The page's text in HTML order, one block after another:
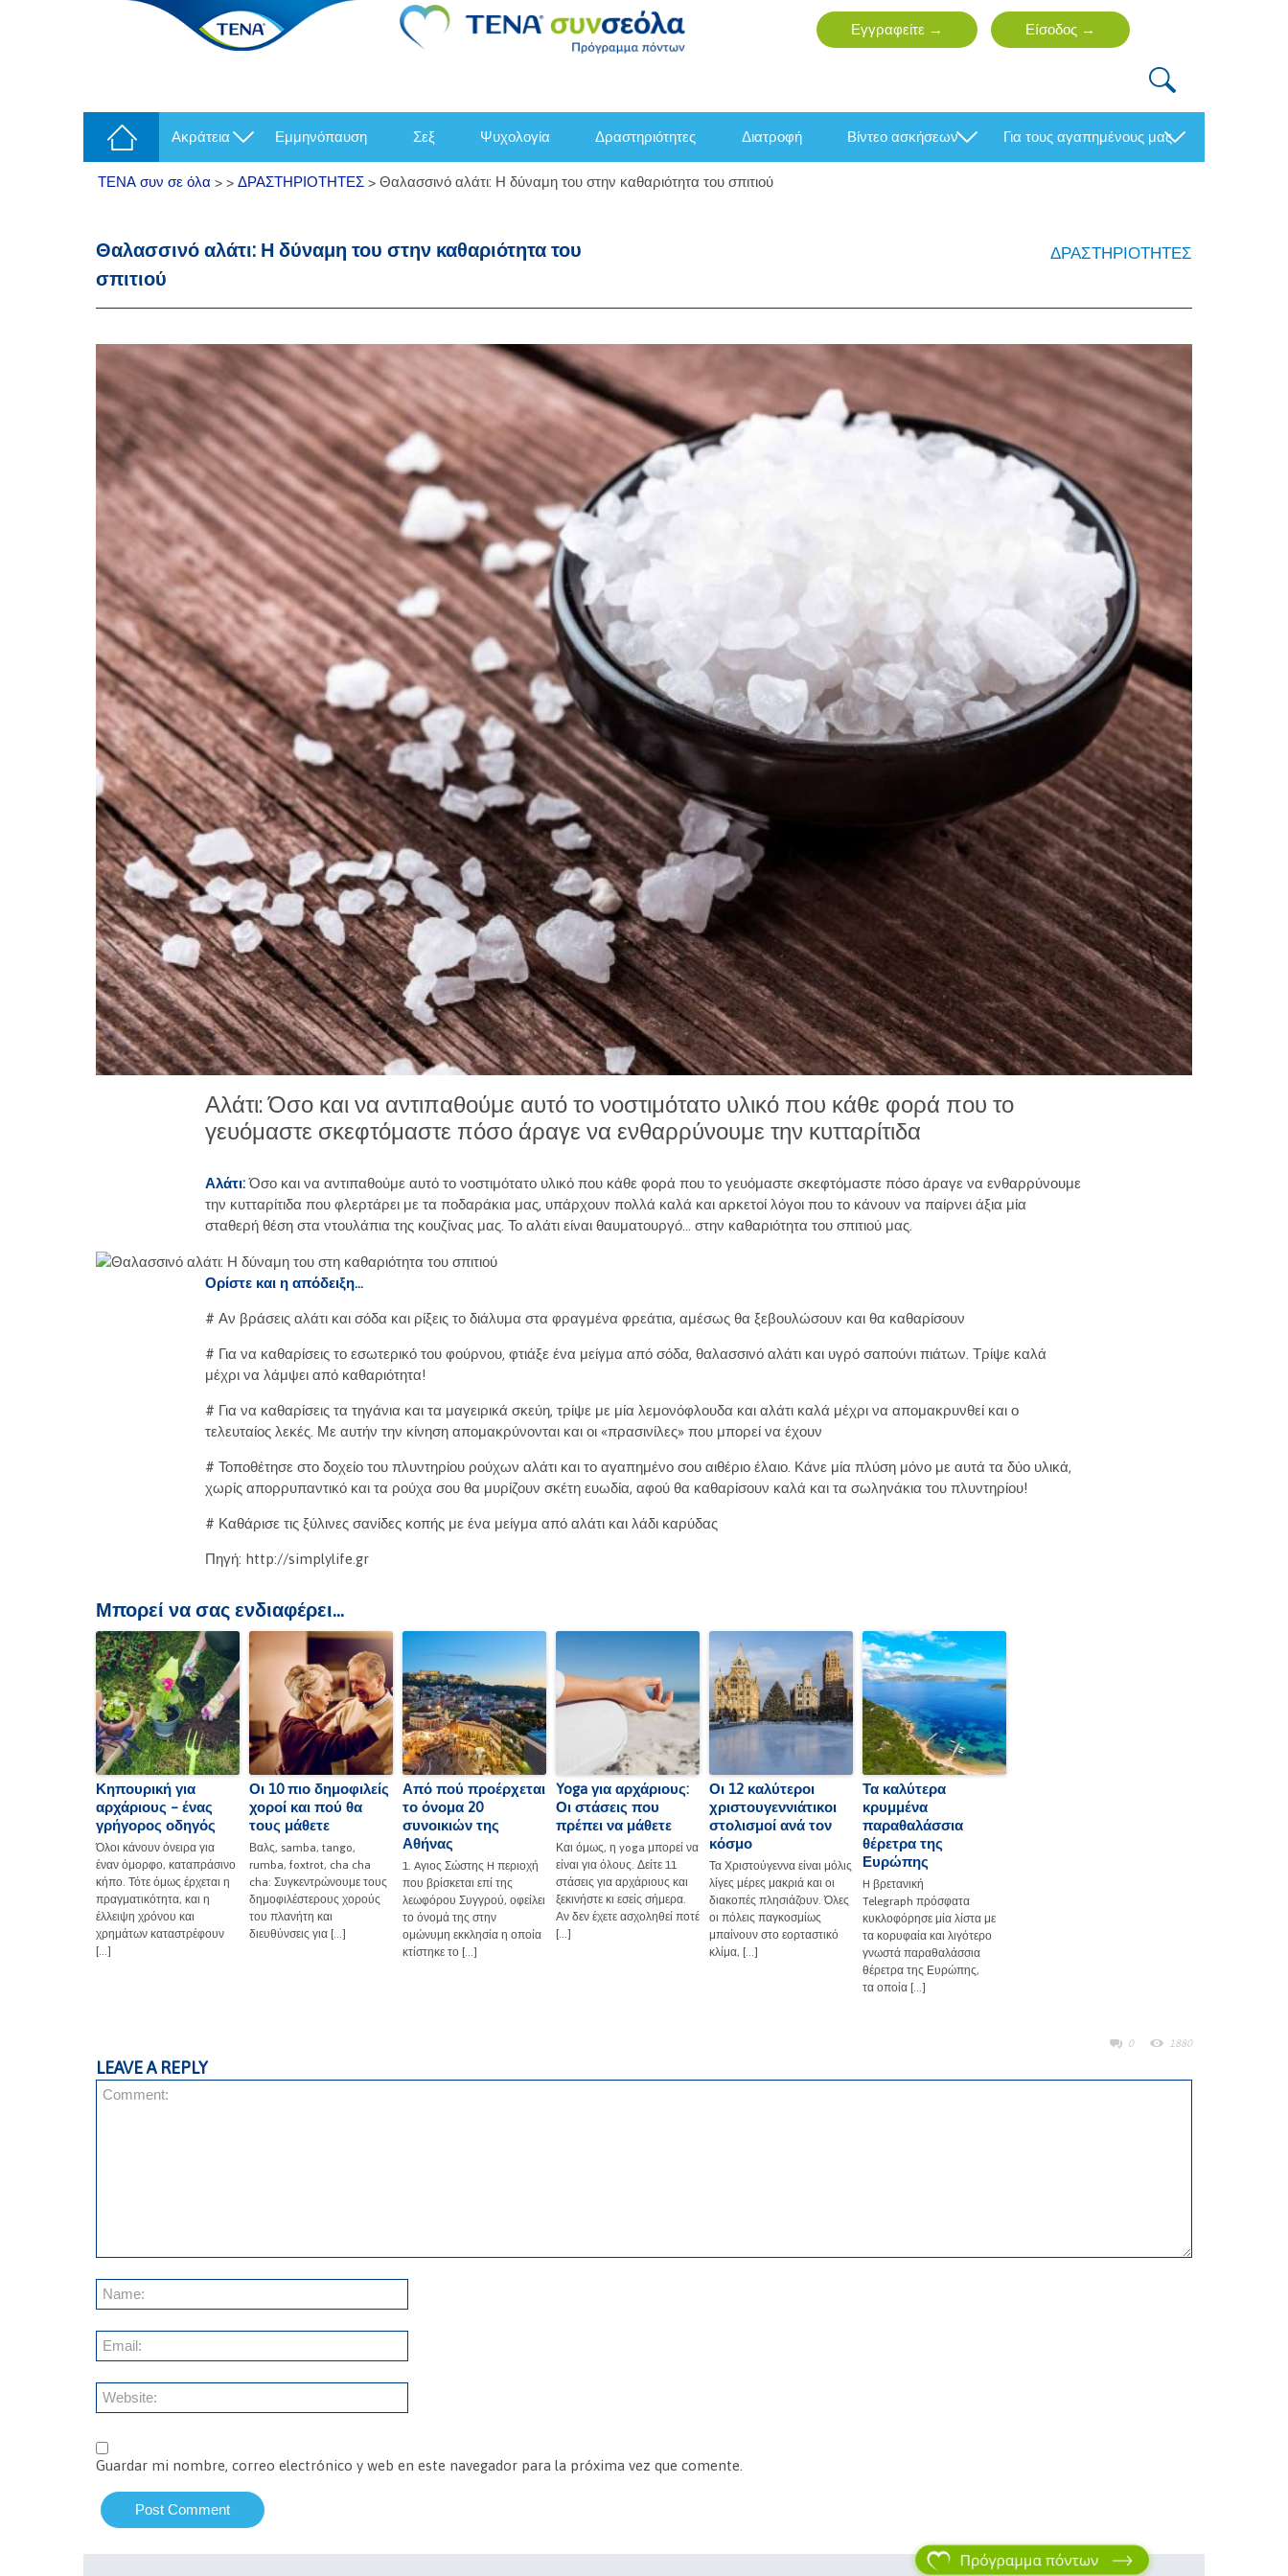
ακράτεια εμμηνόπαυση σεξ ψυχολογία δραστηριότητες διατροφή βίντεο ασκήσεων για τους αγαπημένους μας
ΤΕΝΑ συν σε όλα > > ΔΡΑΣΤΗΡΙΟΤΗΤΕΣ > Θαλασσινό αλάτι: Η δύναμη του στην καθαριότητα του σπιτιού
Θαλασσινό αλάτι: Η δύναμη του στην καθαριότητα του
σπιτιού
ΔΡΑΣΤΗΡΙΟΤΗΤΕΣ
0 1880
Αλάτι: Όσο και να αντιπαθούμε αυτό το νοστιμότατο υλικό που κάθε φορά που το
γευόμαστε σκεφτόμαστε πόσο άραγε να ενθαρρύνουμε την κυτταρίτιδα
Αλάτι:Όσο και να αντιπαθούμε αυτό το νοστιμότατο υλικό που κάθε φορά που το γευόμαστε σκεφτόμαστε πόσο άραγε να ενθαρρύνουμε
την κυτταρίτιδα που φλερτάρει με τα ποδαράκια μας, υπάρχουν πολλά καλά και αρκετοί λόγοι που το κάνουν να παίρνει άξια μία
σταθερή θέση στα ντουλάπια της κουζίνας μας. Το αλάτι είναι θαυματουργό… στην καθαριότητα του σπιτιού μας.
Ορίστε και η απόδειξη…
# Αν βράσεις αλάτι και σόδα και ρίξεις το διάλυμα στα φραγμένα φρεάτια, αμέσως θα ξεβουλώσουν και θα καθαρίσουν
# Για να καθαρίσεις το εσωτερικό του φούρνου, φτιάξε ένα μείγμα από σόδα, θαλασσινό αλάτι και υγρό σαπούνι πιάτων. Τρίψε καλά
μέχρι να λάμψει από καθαριότητα!
# Για να καθαρίσεις τα τηγάνια και τα μαγειρικά σκεύη, τρίψε με μία λεμονόφλουδα και αλάτι καλά μέχρι να απομακρυνθεί και ο
τελευταίος λεκές. Με αυτήν την κίνηση απομακρύνονται και οι «πρασινίλες» που μπορεί να έχουν
# Τοποθέτησε στο δοχείο του πλυντηρίου ρούχων αλάτι και το αγαπημένο σου αιθέριο έλαιο. Κάνε μία πλύση μόνο με αυτά τα δύο υλικά,
χωρίς απορρυπαντικό και τα ρούχα σου θα μυρίζουν σκέτη ευωδία, αφού θα καθαρίσουν καλά και τα σωληνάκια του πλυντηρίου!
# Καθάρισε τις ξύλινες σανίδες κοπής με ένα μείγμα από αλάτι και λάδι καρύδας
Πηγή: http://simplylife.gr
Μπορεί να σας ενδιαφέρει...
Κηπουρική για
αρχάριους – ένας
γρήγορος οδηγός
Όλοι κάνουν όνειρα για
έναν όμορφο, καταπράσινο
κήπο. Τότε όμως έρχεται η
πραγματικότητα, και η
έλλειψη χρόνου και
χρημάτων καταστρέφουν
[…]
Οι 10 πιο δημοφιλείς
χοροί και πού θα
τους μάθετε
Βαλς, samba, tango,
rumba, foxtrot, cha cha
cha: Συγκεντρώνουμε τους
δημοφιλέστερους χορούς
του πλανήτη και
διευθύνσεις για […]
Από πού προέρχεται
το όνομα 20
συνοικιών της
Αθήνας
1. Aγιος Σώστης H περιοχή
που βρίσκεται επί της
λεωφόρου Συγγρού, οφείλει
το όνομά της στην
ομώνυμη εκκλησία η οποία
κτίστηκε το […]
Yoga για αρχάριους:
Οι στάσεις που
πρέπει να μάθετε
Και όμως, η yoga μπορεί να
είναι για όλους. Δείτε 11
στάσεις για αρχάριους και
ξεκινήστε κι εσείς σήμερα.
Αν δεν έχετε ασχοληθεί ποτέ
[…]
Οι 12 καλύτεροι
χριστουγεννιάτικοι
στολισμοί ανά τον
κόσμο
Τα Χριστούγεννα είναι μόλις
λίγες μέρες μακριά και οι
διακοπές πλησιάζουν. Όλες
οι πόλεις παγκοσμίως
μπαίνουν στο εορταστικό
κλίμα, […]
Τα καλύτερα
κρυμμένα
παραθαλάσσια
θέρετρα της
Ευρώπης
H βρετανική
Telegraph πρόσφατα
κυκλοφόρησε μία λίστα με
τα κορυφαία και λιγότερο
γνωστά παραθαλάσσια
θέρετρα της Ευρώπης,
τα οποία […]
LEAVE A REPLY
Guardar mi nombre, correo electrónico y web en este navegador para la próxima vez que comente.